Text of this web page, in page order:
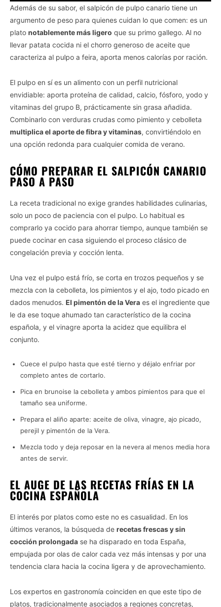
Además de su sabor, el salpicón de pulpo canario tiene un
argumento de peso para quienes cuidan lo que comen: es un
plato notablemente más ligero que su primo gallego. Al no
llevar patata cocida ni el chorro generoso de aceite que
caracteriza al pulpo a feira, aporta menos calorías por ración.
El pulpo en sí es un alimento con un perfil nutricional
envidiable: aporta proteína de calidad, calcio, fósforo, yodo y
vitaminas del grupo B, prácticamente sin grasa añadida.
Combinarlo con verduras crudas como pimiento y cebolleta
multiplica el aporte de fibra y vitaminas, convirtiéndolo en
una opción redonda para cualquier comida de verano.
CÓMO PREPARAR EL SALPICÓN CANARIO
PASO A PASO
La receta tradicional no exige grandes habilidades culinarias,
solo un poco de paciencia con el pulpo. Lo habitual es
comprarlo ya cocido para ahorrar tiempo, aunque también se
puede cocinar en casa siguiendo el proceso clásico de
congelación previa y cocción lenta.
Una vez el pulpo está frío, se corta en trozos pequeños y se
mezcla con la cebolleta, los pimientos y el ajo, todo picado en
dados menudos. El pimentón de la Vera es el ingrediente que
le da ese toque ahumado tan característico de la cocina
española, y el vinagre aporta la acidez que equilibra el
conjunto.
Cuece el pulpo hasta que esté tierno y déjalo enfriar por
completo antes de cortarlo.
Pica en brunoise la cebolleta y ambos pimientos para que el
tamaño sea uniforme.
Prepara el aliño aparte: aceite de oliva, vinagre, ajo picado,
perejil y pimentón de la Vera.
Mezcla todo y deja reposar en la nevera al menos media hora
antes de servir.
EL AUGE DE LAS RECETAS FRÍAS EN LA
COCINA ESPAÑOLA
El interés por platos como este no es casualidad. En los
últimos veranos, la búsqueda de recetas frescas y sin
cocción prolongada se ha disparado en toda España,
empujada por olas de calor cada vez más intensas y por una
tendencia clara hacia la cocina ligera y de aprovechamiento.
Los expertos en gastronomía coinciden en que este tipo de
platos, tradicionalmente asociados a regiones concretas,